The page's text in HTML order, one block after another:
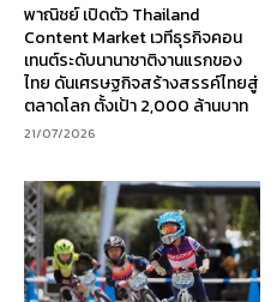
พาณิชย์ เปิดตัว Thailand
Content Market เวทีธุรกิจคอน
เทนต์ระดับนานาชาติงานแรกของ
ไทย ดันเศรษฐกิจสร้างสรรค์ไทยสู่
ตลาดโลก ตั้งเป้า 2,000 ล้านบาท
21/07/2026